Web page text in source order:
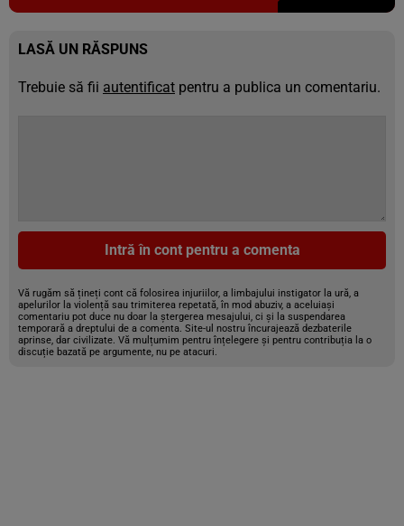
LASĂ UN RĂSPUNS
Trebuie să fii autentificat pentru a publica un comentariu.
Intră în cont pentru a comenta
Vă rugăm să țineți cont că folosirea injuriilor, a limbajului instigator la ură, a
apelurilor la violență sau trimiterea repetată, în mod abuziv, a aceluiași
comentariu pot duce nu doar la ștergerea mesajului, ci și la suspendarea
temporară a dreptului de a comenta. Site-ul nostru încurajează dezbaterile
aprinse, dar civilizate. Vă mulțumim pentru înțelegere și pentru contribuția la o
discuție bazată pe argumente, nu pe atacuri.